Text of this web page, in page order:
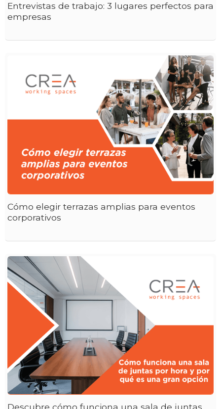
Entrevistas de trabajo: 3 lugares perfectos para
empresas
Cómo elegir terrazas amplias para eventos
corporativos
Descubre cómo funciona una sala de juntas